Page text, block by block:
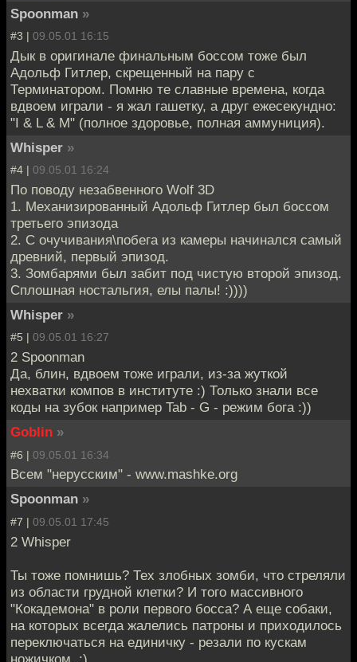
Spoonman »
#3 | 09.05.01 16:15
Дык в оригинале финальным боссом тоже был
Адольф Гитлер, скрещенный на пару с
Терминатором. Помню те славные времена, когда
вдвоем играли - я жал гашетку, а друг ежесекундно:
"I & L & M" (полное здоровье, полная аммуниция).
Whisper »
#4 | 09.05.01 16:24
По поводу незабвенного Wolf 3D
1. Механизированный Адольф Гитлер был боссом
третьего эпизода
2. C очучивания\побега из камеры начинался самый
древний, первый эпизод.
3. Зомбарями был забит под чистую второй эпизод.
Сплошная ностальгия, елы палы! :))))
Whisper »
#5 | 09.05.01 16:27
2 Spoonman
Да, блин, вдвоем тоже играли, из-за жуткой
нехватки компов в институте :) Только знали все
коды на зубок например Tab - G - режим бога :))
Goblin »
#6 | 09.05.01 16:34
Всем "нерусским" - www.mashke.org
Spoonman »
#7 | 09.05.01 17:45
2 Whisper
Ты тоже помнишь? Тех злобных зомби, что стреляли
из области грудной клетки? И того массивного
"Кокадемона" в роли первого босса? А еще собаки,
на которых всегда жалелись патроны и приходилось
переключаться на единичку - резали по кускам
ножичком. ;)